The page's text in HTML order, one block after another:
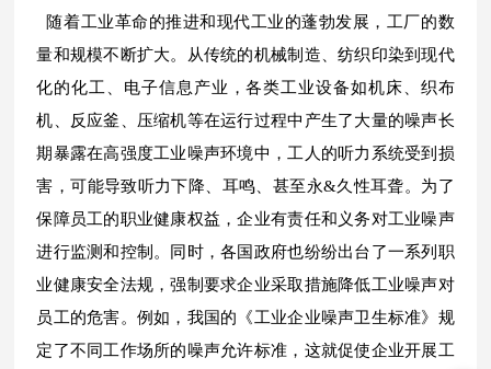
随着工业革命的推进和现代工业的蓬勃发展，工厂的数
量和规模不断扩大。从传统的机械制造、纺织印染到现代
化的化工、电子信息产业，各类工业设备如机床、织布
机、反应釜、压缩机等在运行过程中产生了大量的噪声长
期暴露在高强度工业噪声环境中，工人的听力系统受到损
害，可能导致听力下降、耳鸣、甚至永&久性耳聋。为了
保障员工的职业健康权益，企业有责任和义务对工业噪声
进行监测和控制。同时，各国政府也纷纷出台了一系列职
业健康安全法规，强制要求企业采取措施降低工业噪声对
员工的危害。例如，我国的《工业企业噪声卫生标准》规
定了不同工作场所的噪声允许标准，这就促使企业开展工